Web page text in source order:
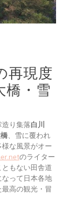
再現度
橋・雪
り集落白川
、雪に覆われ
な風景がオー
のライター
もない田舎道
って日本各地
高の観光・冒